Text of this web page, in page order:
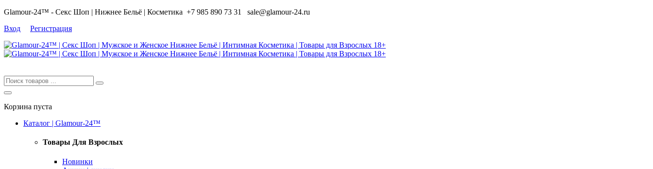
Glamour-24™ - Секс Шоп | Нижнее Бельё | Косметика +7 985 890 73 31 sale@glamour-24.ru
Вход
Регистрация
Корзина пуста
Каталог | Glamour-24™
Товары Для Взрослых
Новинки